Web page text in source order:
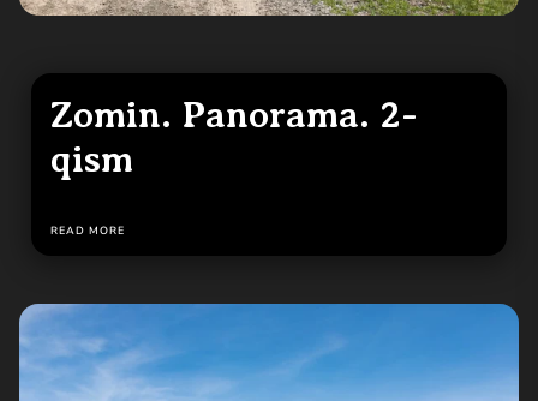
Zomin. Panorama. 2-
qism
READ MORE